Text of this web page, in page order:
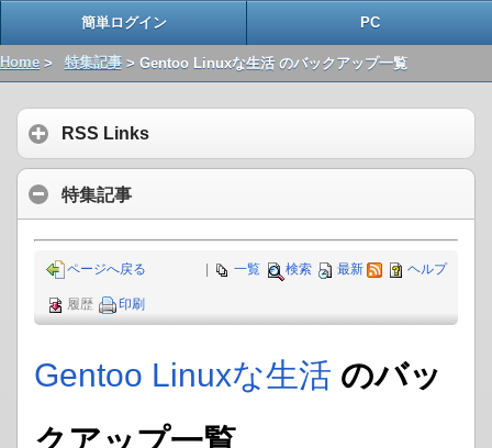
簡単ログイン PC
Home > 特集記事> Gentoo Linuxな生活 のバックアップ一覧
RSS Links
特集記事
一覧 検索 最新 ヘルプ
ページへ戻る
履歴 印刷
Gentoo Linuxな生活 のバッ